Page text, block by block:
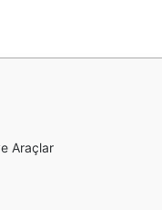
Araçlar